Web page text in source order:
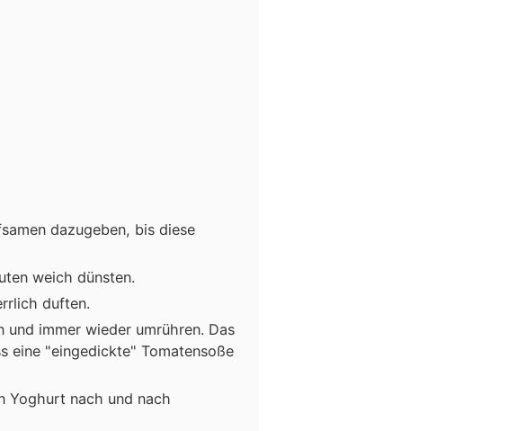
dazugeben, bis diese
weich dünsten.
duften.
und immer wieder umrühren. Das
eine "eingedickte" Tomatensoße
Yoghurt nach und nach